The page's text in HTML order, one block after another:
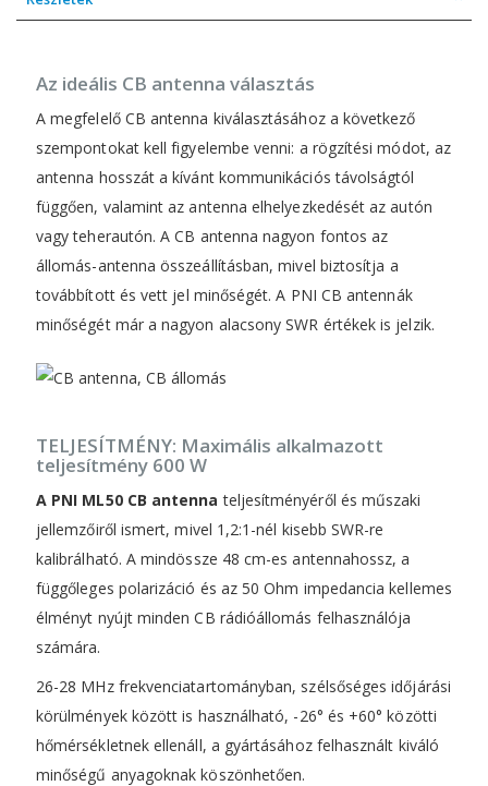
Az ideális CB antenna választás
A megfelelő CB antenna kiválasztásához a következő
szempontokat kell figyelembe venni: a rögzítési módot, az
antenna hosszát a kívánt kommunikációs távolságtól
függően, valamint az antenna elhelyezkedését az autón
vagy teherautón. A CB antenna nagyon fontos az
állomás-antenna összeállításban, mivel biztosítja a
továbbított és vett jel minőségét. A PNI CB antennák
minőségét már a nagyon alacsony SWR értékek is jelzik.
TELJESÍTMÉNY: Maximális alkalmazott
teljesítmény 600 W
A PNI ML50 CB antenna teljesítményéről és műszaki
jellemzőiről ismert, mivel 1,2:1-nél kisebb SWR-re
kalibrálható. A mindössze 48 cm-es antennahossz, a
függőleges polarizáció és az 50 Ohm impedancia kellemes
élményt nyújt minden CB rádióállomás felhasználója
számára.
26-28 MHz frekvenciatartományban, szélsőséges időjárási
körülmények között is használható, -26° és +60° közötti
hőmérsékletnek ellenáll, a gyártásához felhasznált kiváló
minőségű anyagoknak köszönhetően.